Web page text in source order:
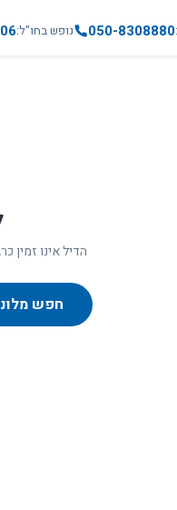
050-8308880 נופש בחו"ל
הדיל אינו זמין
חפש